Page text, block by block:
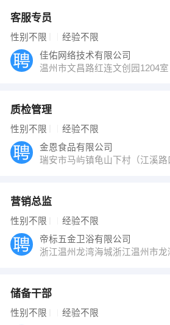
客服专员
性别不限 经验不限
佳佑网络技术有限公司
温州市文昌路红连文创园1204
质检管理
性别不限 经验不限
金恩食品有限公司
瑞安市马屿镇龟山下村（江溪
营销总监
性别不限 经验不限
帝标五金卫浴有限公司
浙江温州龙湾海城浙江温州市龙
储备干部
性别不限 经验不限